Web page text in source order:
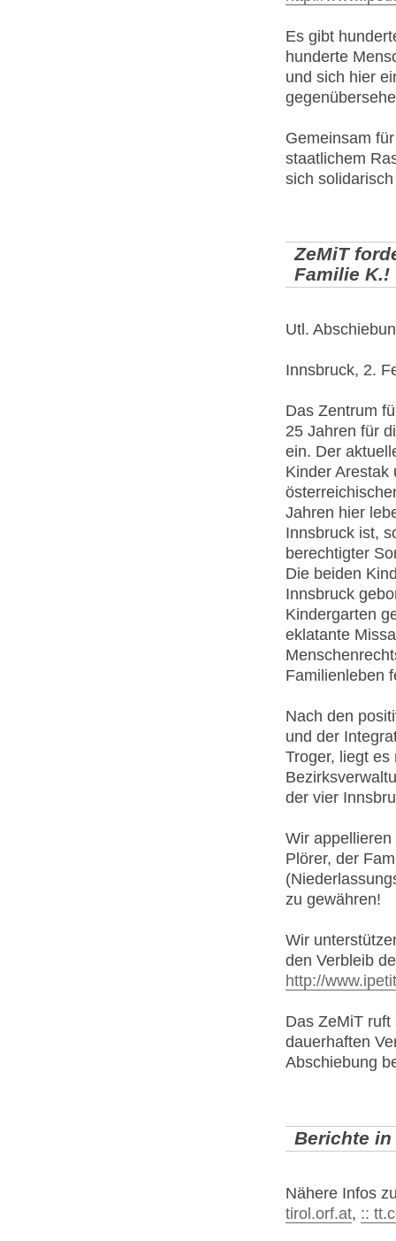
Es gibt
hunderte
und sich hier
Gemeinsam
staatlichem
sich
ZeMiT
Familie K.!
Utl.
Innsbruck, 2.
Das Zentrum
25 Jahren für
ein. Der
Kinder Arestak
Jahren hier
Innsbruck ist,
berechtigter
Die beiden
Innsbruck
Kindergarten
eklatante
Familienleben
Nach den
und der
Troger, liegt
der vier
Wir
Plörer, der
zu gewähren!
Wir
den Verbleib
http://
Das ZeMiT
dauerhaften
Abschiebung
Berichte in
Nähere Infos
tirol.orf.at, ::